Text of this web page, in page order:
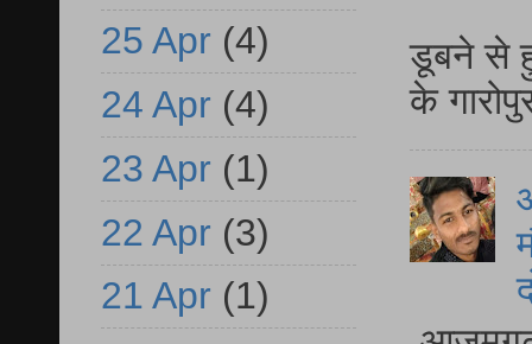
डूबने से
के
25 Apr (4)
24 Apr (4)
23 Apr (1)
22 Apr (3)
21 Apr (1)